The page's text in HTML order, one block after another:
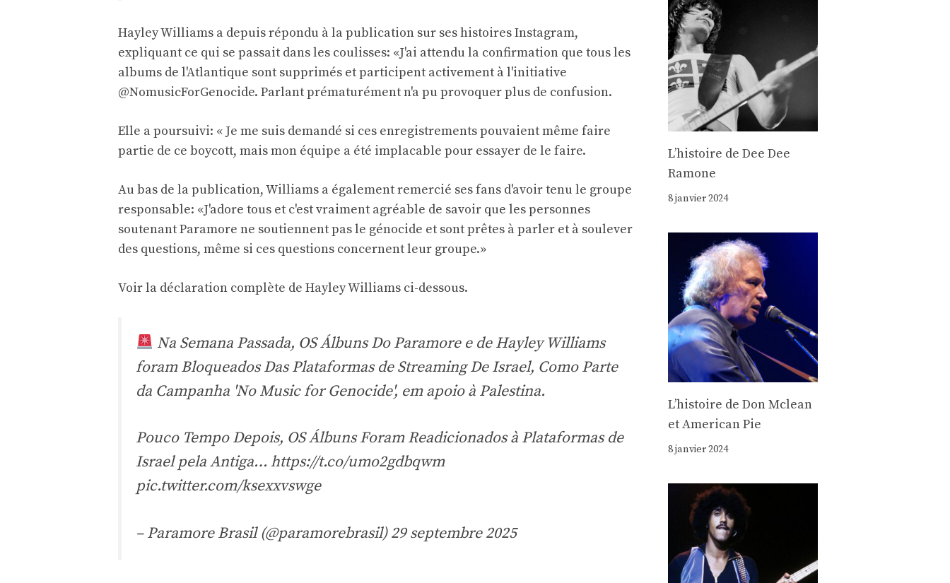
Hayley Williams a depuis répondu à la publication sur ses histoires Instagram,
expliquant ce qui se passait dans les coulisses: «J'ai attendu la confirmation que tous les
albums de l'Atlantique sont supprimés et participent activement à l'initiative
@NomusicForGenocide. Parlant prématurément n'a pu provoquer plus de confusion.
Elle a poursuivi: « Je me suis demandé si ces enregistrements pouvaient même faire
partie de ce boycott, mais mon équipe a été implacable pour essayer de le faire.
Au bas de la publication, Williams a également remercié ses fans d'avoir tenu le groupe
responsable: «J'adore tous et c'est vraiment agréable de savoir que les personnes
soutenant Paramore ne soutiennent pas le génocide et sont prêtes à parler et à soulever
des questions, même si ces questions concernent leur groupe.»
Voir la déclaration complète de Hayley Williams ci-dessous.
Na Semana Passada, OS Álbuns Do Paramore e de Hayley Williams
foram Bloqueados Das Plataformas de Streaming De Israel, Como Parte
da Campanha 'No Music for Genocide', em apoio à Palestina.
Pouco Tempo Depois, OS Álbuns Foram Readicionados à Plataformas de
Israel pela Antiga… https://t.co/umo2gdbqwm
pic.twitter.com/ksexxvswge
– Paramore Brasil (@paramorebrasil)29 septembre 2025
Lʼhistoire de Dee Dee
Ramone
8 janvier 2024
Lʼhistoire de Don Mclean
et American Pie
8 janvier 2024